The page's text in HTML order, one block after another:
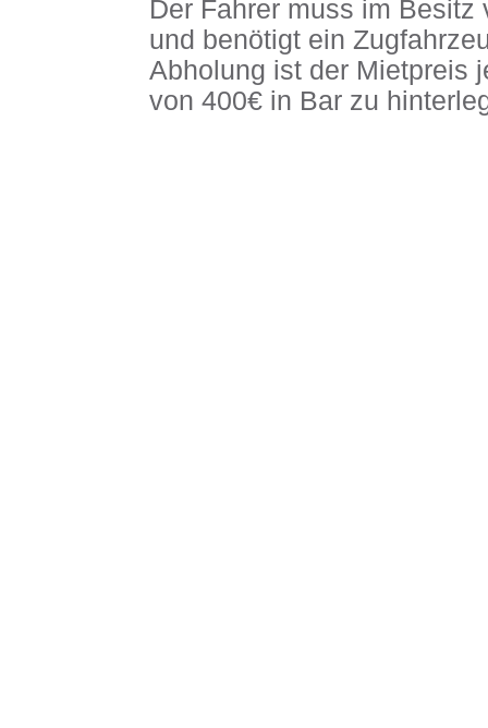
Der Fahrer muss im
und benötigt ein
Abholung ist der Mietpreis
von 400€ in Bar zu